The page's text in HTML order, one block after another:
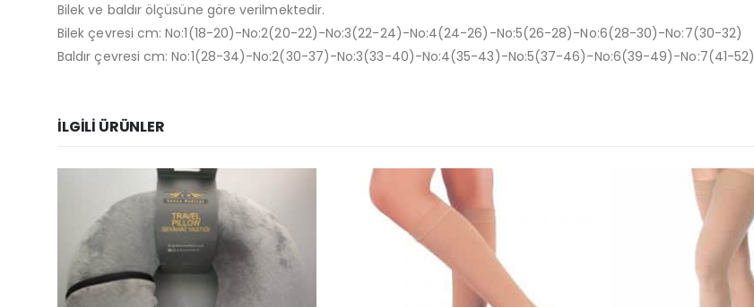
Bilek ve baldır ölçüsüne göre verilmektedir.
Bilek çevresi cm: No:1(18-20)-No:2(20-22)-No:3(22-24)-No:4(24-26)-No:5(26-28)-No:6(28-30)-No:7(30-32)
Baldır çevresi cm: No:1(28-34)-No:2(30-37)-No:3(33-40)-No:4(35-43)-No:5(37-46)-No:6(39-49)-No:7(41-52)
İLGILI ÜRÜNLER